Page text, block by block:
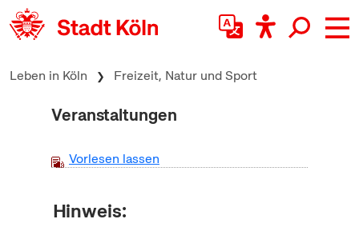
zum Inhalt springen
Leben in Köln Freizeit, Natur und Sport
Veranstaltungen
Vorlesen lassen
Hinweis: